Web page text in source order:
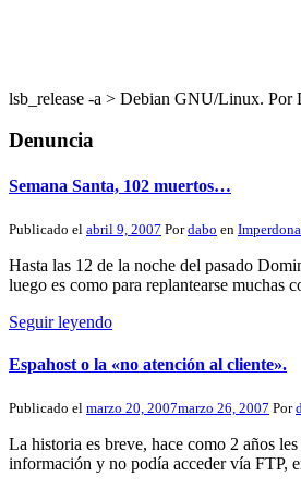
lsb_release -a > Debian GNU/Linux.
Denuncia
Semana Santa, 102 muertos…
Publicado el abril 9, 2007 Pordabo en
Hasta las 12 de la noche del pasado
luego es como para replantearse
Seguir leyendo
Espahost o la «no atención al cliente».
Publicado el marzo 20, 2007marzo 26, 2007 Por
La historia es breve, hace como 2 años
información y no podía acceder vía FTP,